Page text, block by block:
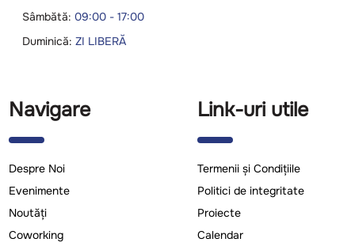
Sâmbătă:09:00 - 17:00
Duminică:ZI LIBERĂ
Navigare
Despre Noi
Evenimente
Noutăți
Coworking
Link-uri utile
Termenii și Condițiile
Politici de integritate
Proiecte
Calendar